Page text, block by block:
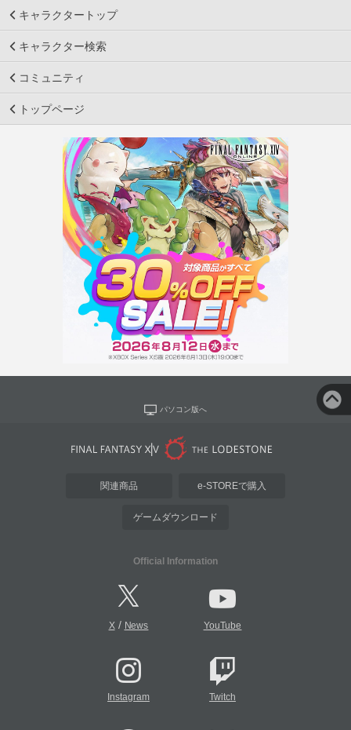
キャラクタートップ
キャラクター検索
コミュニティ
トップページ
パソコン版へ
関連商品 e-STOREで購入
ゲームダウンロード
Official Information
X/ News YouTube
Instagram Twitch